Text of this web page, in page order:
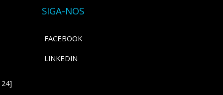
SIGA-NOS
FACEBOOK
LINKEDIN